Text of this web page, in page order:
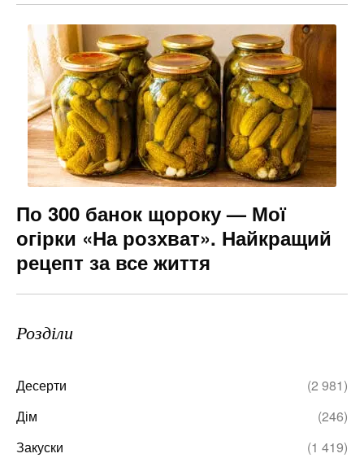
По 300 банок щороку — Мої
огірки «На розхват». Найкращий
рецепт за все життя
Розділи
Десерти
(2 981)
Дім
(246)
Закуски
(1 419)